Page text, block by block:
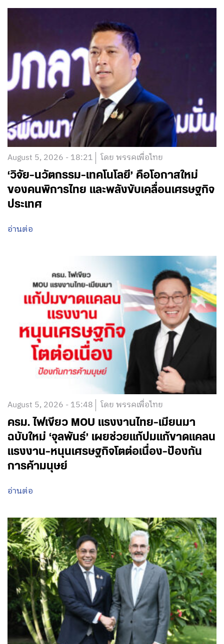
August 5, 2026 - 18:21 โดย พรรคเพื่อไทย
‘วิจัย-นวัตกรรม-เทคโนโลยี’ คือโอกาสใหม่
ของคนพิการไทย และพลังขับเคลื่อนเศรษฐกิจ
ประเทศ
อ่านต่อ
August 5, 2026 - 15:48 โดย พรรคเพื่อไทย
ครม. ไฟเขียว MOU แรงงานไทย-เมียนมา
ฉบับใหม่ ‘จุลพันธ์’ เผยช่วยแก้ปมแก้ขาดแคลน
แรงงาน-หนุนเศรษฐกิจโตต่อเนื่อง-ป้องกัน
การค้ามนุษย์
อ่านต่อ